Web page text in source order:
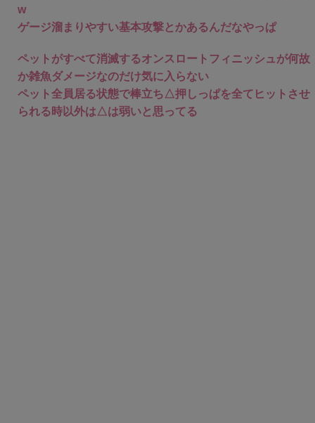
w
ゲージ溜まりやすい基本攻撃とかあるんだなやっぱ
ペットがすべて消滅するオンスロートフィニッシュが何故
か雑魚ダメージなのだけ気に入らない
ペット全員居る状態で棒立ち△押しっぱを全てヒットさせ
られる時以外は△は弱いと思ってる